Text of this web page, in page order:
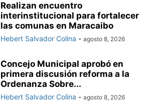
Realizan encuentro
interinstitucional para fortalecer
las comunas en Maracaibo
Hebert Salvador Colina - agosto 8, 2026
‎Concejo Municipal aprobó en
primera discusión reforma a la
Ordenanza Sobre...
Hebert Salvador Colina - agosto 8, 2026